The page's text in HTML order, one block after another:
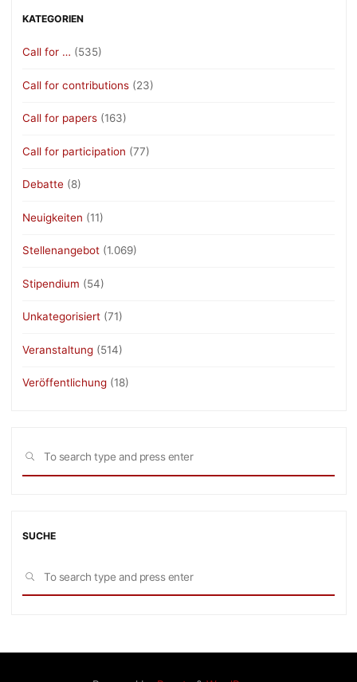
KATEGORIEN
Call for … (535)
Call for contributions (23)
Call for papers (163)
Call for participation (77)
Debatte (8)
Neuigkeiten (11)
Stellenangebot (1.069)
Stipendium (54)
Unkategorisiert (71)
Veranstaltung (514)
Veröffentlichung (18)
SEARCH
SUCHE
SEARCH